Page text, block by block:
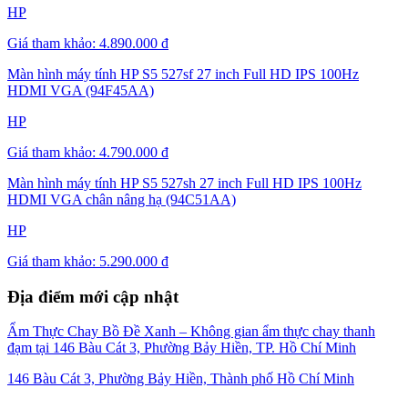
HP
Giá tham khảo: 4.890.000 đ
Màn hình máy tính HP S5 527sf 27 inch Full HD IPS 100Hz
HDMI VGA (94F45AA)
HP
Giá tham khảo: 4.790.000 đ
Màn hình máy tính HP S5 527sh 27 inch Full HD IPS 100Hz
HDMI VGA chân nâng hạ (94C51AA)
HP
Giá tham khảo: 5.290.000 đ
Địa điểm mới cập nhật
Ẩm Thực Chay Bồ Đề Xanh – Không gian ẩm thực chay thanh
đạm tại 146 Bàu Cát 3, Phường Bảy Hiền, TP. Hồ Chí Minh
146 Bàu Cát 3, Phường Bảy Hiền, Thành phố Hồ Chí Minh